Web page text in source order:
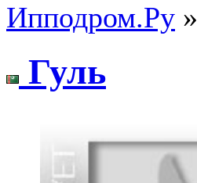
Ипподром.Ру »
Гуль